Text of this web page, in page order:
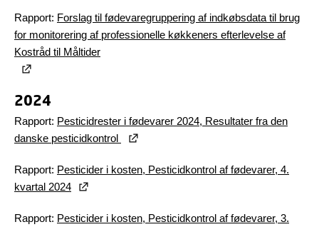
Rapport: Forslag til fødevaregruppering af indkøbsdata til brug
for monitorering af professionelle køkkeners efterlevelse af
Kostråd til Måltider
2024
Rapport: Pesticidrester i fødevarer 2024, Resultater fra den
danske pesticidkontrol
Rapport: Pesticider i kosten, Pesticidkontrol af fødevarer, 4.
kvartal 2024
Rapport: Pesticider i kosten, Pesticidkontrol af fødevarer, 3.